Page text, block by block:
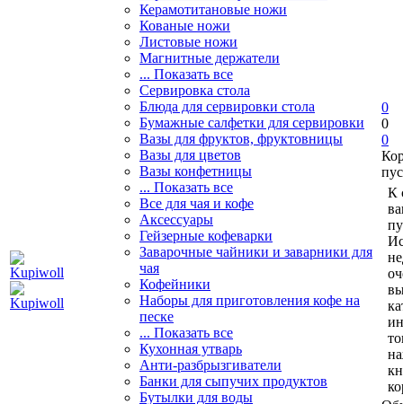
Керамотитановые ножи
Кованые ножи
Листовые ножи
Магнитные держатели
... Показать все
Сервировка стола
Блюда для сервировки стола
Бумажные салфетки для сервировки
Вазы для фруктов, фруктовницы
Вазы для цветов
Вазы конфетницы
... Показать все
Все для чая и кофе
Аксессуары
Гейзерные кофеварки
Заварочные чайники и заварники для
чая
Кофейники
Наборы для приготовления кофе на
песке
... Показать все
Кухонная утварь
Анти-разбрызгиватели
Банки для сыпучих продуктов
Бутылки для воды
0
0
0
К